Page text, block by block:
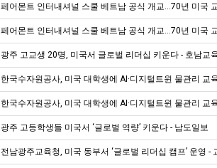
페어몬트 인터내셔널 스쿨 베트남 공식 개교…70년 미국
페어몬트 인터내셔널 스쿨 베트남 공식 개교…70년 미국
광주 고교생 20명, 미국서 글로벌 리더십 키운다 - 호남교
한국수자원공사, 미국 대학생에 AI·디지털트윈 물관리 교
한국수자원공사, 미국 대학생에 AI·디지털트윈 물관리 교
광주 고등학생들 미국서 ‘글로벌 역량’ 키운다 - 남도일보
전남광주교육청, 미국 동부서 ‘글로벌 리더십 캠프’ 운영 -